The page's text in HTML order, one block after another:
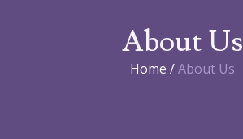
About Us
Home /About Us